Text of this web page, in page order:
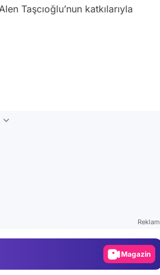
Taşcıoğlu’nun katkılarıyla
Reklam
Magazin